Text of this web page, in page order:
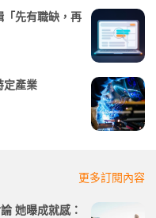
「先有職缺，再
定產業
更多訂閱內容
她曝成就感：